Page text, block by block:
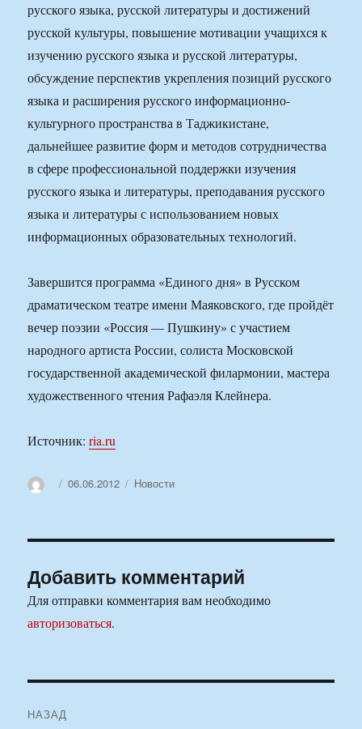
русского языка, русской литературы и достижений
русской культуры, повышение мотивации учащихся к
изучению русского языка и русской литературы,
обсуждение перспектив укрепления позиций русского
языка и расширения русского информационно-
культурного пространства в Таджикистане,
дальнейшее развитие форм и методов сотрудничества
в сфере профессиональной поддержки изучения
русского языка и литературы, преподавания русского
языка и литературы с использованием новых
информационных образовательных технологий.
Завершится программа «Единого дня» в Русском
драматическом театре имени Маяковского, где пройдёт
вечер поэзии «Россия — Пушкину» с участием
народного артиста России, солиста Московской
государственной академической филармонии, мастера
художественного чтения Рафаэля Клейнера.
Источник:ria.ru
АвторОпубликовано
06.06.2012 Рубрики
Новости
Добавить комментарий
Для отправки комментария вам необходимо
авторизоваться.
НАЗАД